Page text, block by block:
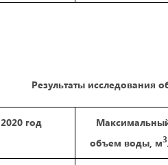
Результаты исследования
2020 год
объем воды, м3